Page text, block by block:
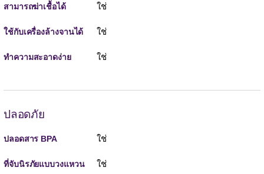
สามารถฆ่าเชื้อได้ ใช่
ใช้กับเครื่องล้างจานได้ ใช่
ทำความสะอาดง่าย ใช่
ปลอดภัย
ปลอดสาร BPA ใช่
ที่จับนิรภัยแบบวงแหวน ใช่